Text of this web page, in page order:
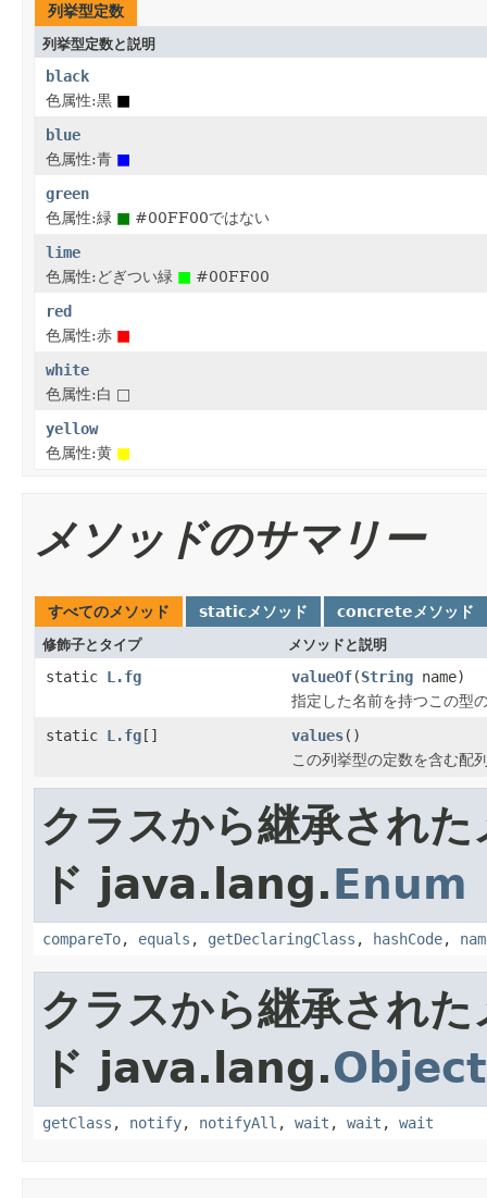
列挙型定数
列挙型定数と説明
black
色属性:黒 ■
blue
色属性:青 ■
green
色属性:緑 ■ #00FF00ではない
lime
色属性:どぎつい緑 ■ #00FF00
red
色属性:赤 ■
white
色属性:白 □
yellow
色属性:黄 ■
メソッドのサマリー
すべてのメソッド staticメソッド concreteメソッド
修飾子とタイプ メソッドと説明
static L.fg valueOf(String name)
指定した名前を持つこの型
static L.fg[] values()
この列挙型の定数を含む配
クラスから継承された
ド java.lang.Enum
compareTo, equals , getDeclaringClass , hashCode,
クラスから継承された
ド java.lang.Object
getClass , notify, notifyAll , wait , wait , wait